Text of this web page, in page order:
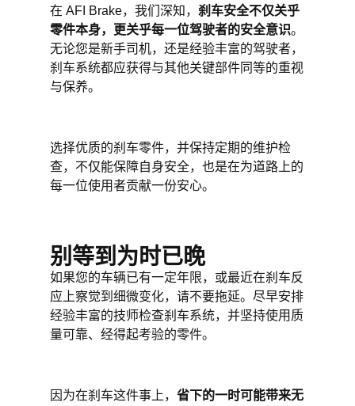
在 AFI Brake，我们深知， 刹车安全不仅关乎
零件本身，更关乎每一位驾驶者的安全意识。
无论您是新手司机，还是经验丰富的驾驶者，
刹车系统都应获得与其他关键部件同等的重视
与保养。
选择优质的刹车零件，并保持定期的维护检
查，不仅能保障自身安全，也是在为道路上的
每一位使用者贡献一份安心。
别等到为时已晚
如果您的车辆已有一定年限，或最近在刹车反
应上察觉到细微变化，请不要拖延。尽早安排
经验丰富的技师检查刹车系统，并坚持使用质
量可靠、经得起考验的零件。
因为在刹车这件事上， 省下的一时可能带来无